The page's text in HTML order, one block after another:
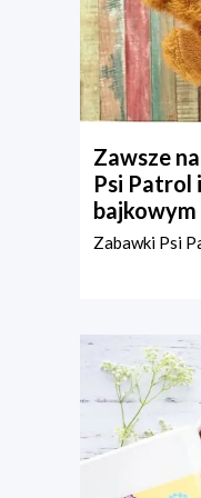
Zawsze
Psi Patrol
Zabawki Psi